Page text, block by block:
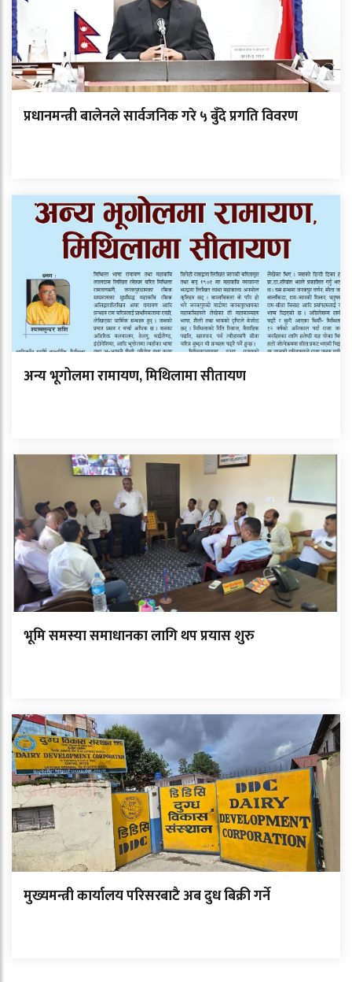
प्रधानमन्त्री बालेनले सार्वजनिक गरे ५ बुँदे प्रगति विवरण
अन्य भूगोलमा रामायण, मिथिलामा सीतायण
भूमि समस्या समाधानका लागि थप प्रयास शुरु
मुख्यमन्त्री कार्यालय परिसरबाटै अब दुध बिक्री गर्ने